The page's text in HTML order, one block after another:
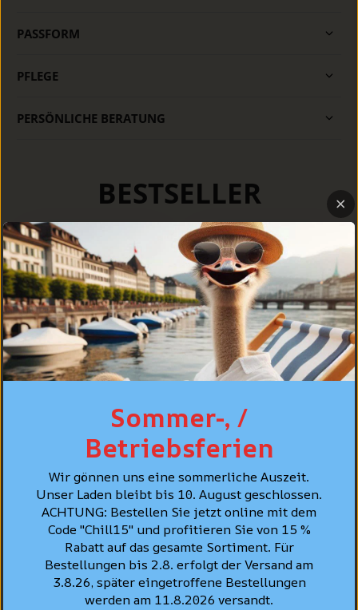
PASSFORM
PFLEGE
PERSÖNLICHE BERATUNG
BESTSELLER
Levi's® 502™
Taper Jeans,
Hellblau
vewaschen "Call It
Off"
CHF 129.90
Levi's® Jeans
Hemd Standard
Fit, Hellblau "Esta
Noche"
CHF 99.90
Sommer-, /
Betriebsferien
Wir gönnen uns eine sommerliche Auszeit.
Unser Laden bleibt bis 10. August geschlossen.
ACHTUNG: Bestellen Sie jetzt online mit dem
Code "Chill15" und profitieren Sie von 15 %
Rabatt auf das gesamte Sortiment. Für
Bestellungen bis 2.8. erfolgt der Versand am
3.8.26, später eingetroffene Bestellungen
werden am 11.8.2026 versandt.